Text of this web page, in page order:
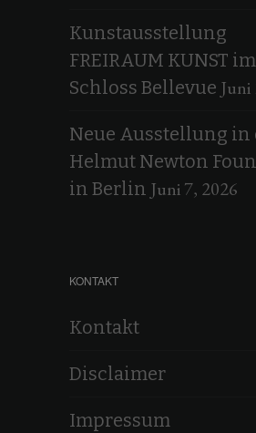
Kunstausstellung
FREIRAUM KUNST im
Schloss Bellevue Juni
Neue Ausstellung in
Helmut Newton
in Berlin Juni 7, 2026
KONTAKT
Kontakt
Disclaimer
Impressum